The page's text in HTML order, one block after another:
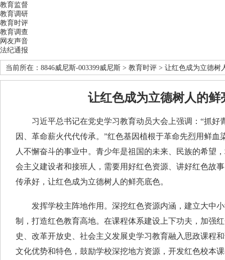
教育监督
教育调研
教育时评
教育调查
网友声音
法纪通报
当前所在： 8846威尼斯-003399威尼斯 > 教育时评 > 让红色成为立德树
让红色成为立德树人的鲜
习近平总书记在党史学习教育动员大会上强调：“抓好
因、革命薪火代代传承。”红色基因植根于革命先烈用鲜血
人不懈奋斗的事业中。青少年是祖国的未来、民族的希望
会主义建设者和接班人，需要用好红色资源、讲好红色故
传承好，让红色成为立德树人的鲜亮底色。
发挥学校主阵地作用。深挖红色资源内涵，建立大中小
制，打造红色教育高地。在课程体系建设上下功夫，加强
史、改革开放史、社会主义发展史学习教育融入思政课程
文化优势和特色，鼓励学校深挖地方资源，开发红色校本